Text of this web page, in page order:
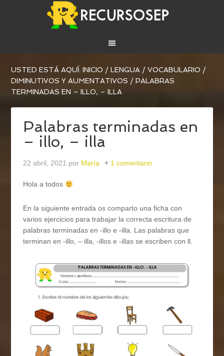
USTED ESTÁ AQUÍ:INICIO / LENGUA / VOCABULARIO /
DIMINUTIVOS Y AUMENTATIVOS / PALABRAS
TERMINADAS EN – ILLO, – ILLA
Palabras terminadas en
– illo, – illa
22 abril, 2021 por María 1 comentario
Hola a todos
En la siguiente entrada os comparto una ficha con
varios ejercicios para trabajar la correcta escritura de
palabras terminadas en -illo e -illa. Las palabras que
terminan en -illo, – illa, -illos e -illas se escriben con ll.